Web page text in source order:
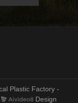
Plastic Factory -
Design